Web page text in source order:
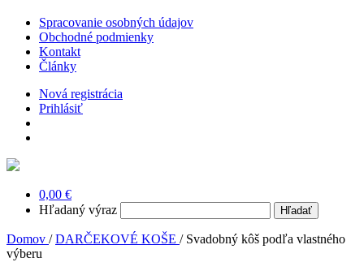
Spracovanie osobných údajov
Obchodné podmienky
Kontakt
Články
Nová registrácia
Prihlásiť
0,00 €
Hľadaný výraz
Domov / DARČEKOVÉ KOŠE /Svadobný kôš podľa vlastného
výberu